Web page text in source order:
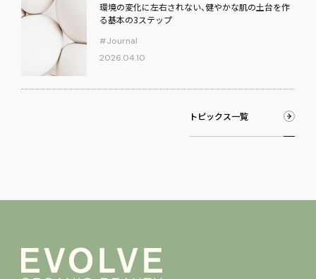
環境の変化に左右されない、健やかな肌の土台を作
る基本の3ステップ
#Journal
2026.04.10
トピックス一覧